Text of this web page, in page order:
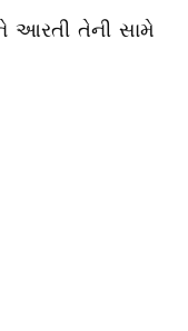
તેની સામે